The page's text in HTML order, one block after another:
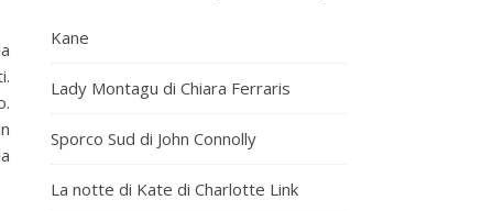
Kane
Lady Montagu di Chiara Ferraris
Sporco Sud di John Connolly
La notte di Kate di Charlotte Link